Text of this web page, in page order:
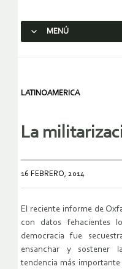
MENÚ
LATINOAMERICA
La
16 FEBRERO, 2014
El reciente informe de
con datos fehacientes
democracia fue
ensanchar y sostener
tendencia más